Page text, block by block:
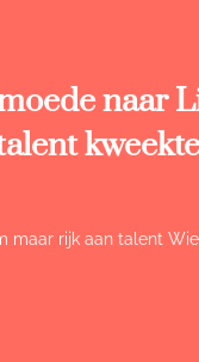
naar
kweekte
maar rijk aan talent